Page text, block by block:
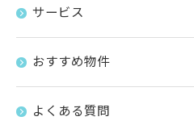
サービス
おすすめ物件
よくある質問